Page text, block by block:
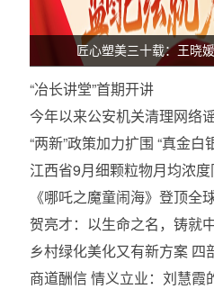
匠心塑美三十载：王晓
“冶长讲堂”首期开讲
今年以来公安机关清理网络
“两新”政策加力扩围 “真金白
江西省9月细颗粒物月均浓
《哪吒之魔童闹海》登顶全
贺亮才：以生命之名，铸就
乡村绿化美化又有新方案 四
商道酬信 情义立业：刘慧